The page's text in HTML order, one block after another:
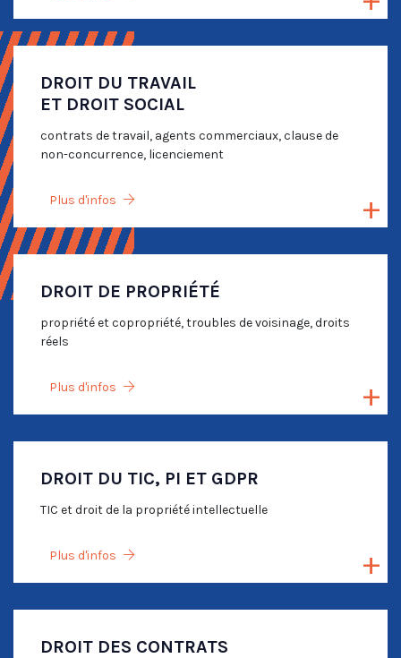
DROIT DU TRAVAIL
ET DROIT SOCIAL
contrats de travail, agents commerciaux, clause de
non-concurrence, licenciement
Plus d'infos
DROIT DE PROPRIÉTÉ
propriété et copropriété, troubles de voisinage, droits
réels
Plus d'infos
DROIT DU TIC, PI ET GDPR
TIC et droit de la propriété intellectuelle
Plus d'infos
DROIT DES CONTRATS